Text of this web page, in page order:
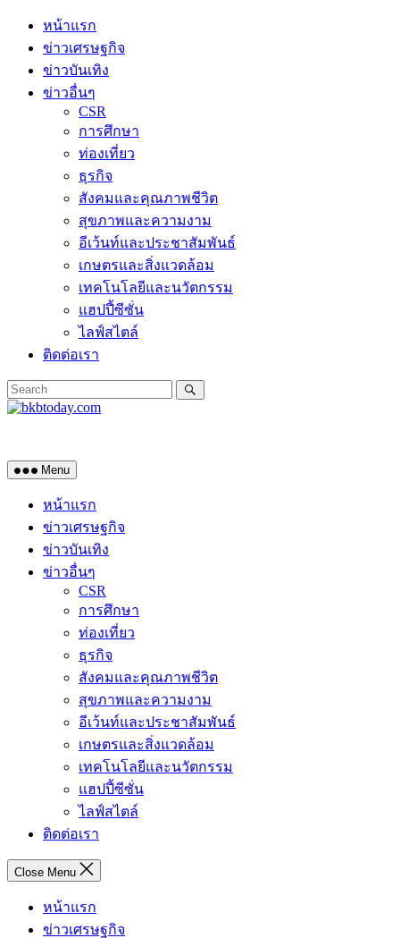
Skip
content
หน้าแรก
ข่าวเศรษฐกิจ
ข่าวบันเทิง
ข่าวอื่นๆ
CSR
การศึกษา
ท่องเที่ยว
ธุรกิจ
สังคมและคุณภาพชีวิต
สุขภาพและความงาม
อีเว้นท์และประชาสัมพันธ์
เกษตรและสิ่งแวดล้อม
เทคโนโลยีและนวัตกรรม
แฮปปี้ซีซั่น
ไลฟ์สไตล์
ติดต่อเรา
Menu
หน้าแรก
ข่าวเศรษฐกิจ
ข่าวบันเทิง
ข่าวอื่นๆ
CSR
การศึกษา
ท่องเที่ยว
ธุรกิจ
สังคมและคุณภาพชีวิต
สุขภาพและความงาม
อีเว้นท์และประชาสัมพันธ์
เกษตรและสิ่งแวดล้อม
เทคโนโลยีและนวัตกรรม
แฮปปี้ซีซั่น
ไลฟ์สไตล์
ติดต่อเรา
Close Menu
หน้าแรก
ข่าวเศรษฐกิจ